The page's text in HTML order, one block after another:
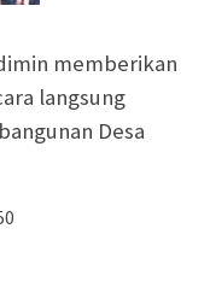
memberikan
langsung
Desa